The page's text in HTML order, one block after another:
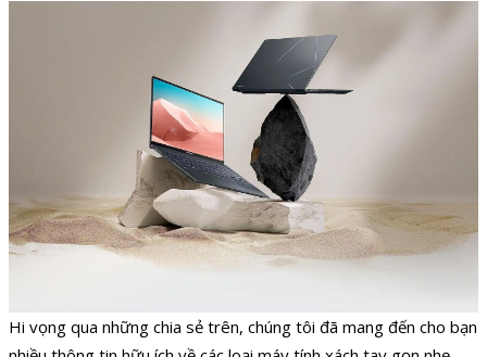
Hi vọng qua những chia sẻ trên, chúng tôi đã mang đến cho bạn